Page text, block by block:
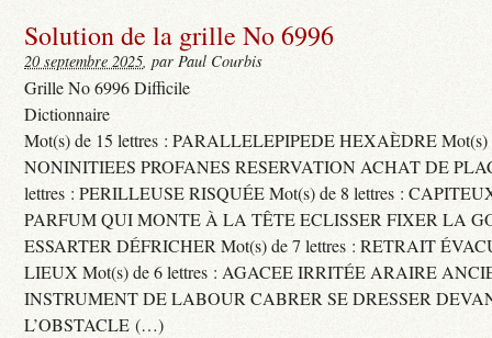
Solution de la grille No 6996
20 septembre 2025, par Paul Courbis
Grille No 6996 Difficile
Dictionnaire
Mot(s) de 15 lettres : PARALLELEPIPEDE HEXAÈDRE Mot(s)
NONINITIEES PROFANES RESERVATION ACHAT DE
lettres : PERILLEUSE RISQUÉE Mot(s) de 8 lettres :
PARFUM QUI MONTE À LA TÊTE ECLISSER FIXER LA
ESSARTER DÉFRICHER Mot(s) de 7 lettres : RETRAIT
LIEUX Mot(s) de 6 lettres : AGACEE IRRITÉE ARAIRE
INSTRUMENT DE LABOUR CABRER SE DRESSER
L’OBSTACLE (…)